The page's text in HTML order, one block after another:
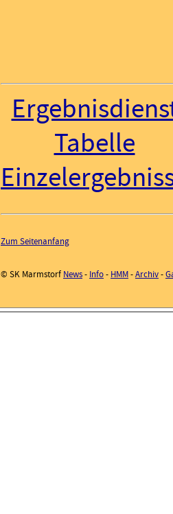
Tabelle
Zum Seitenanfang
© SK Marmstorf News- Info- HMM-Archiv-